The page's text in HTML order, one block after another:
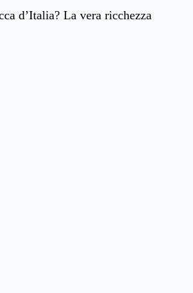
d’Italia? La vera ricchezza